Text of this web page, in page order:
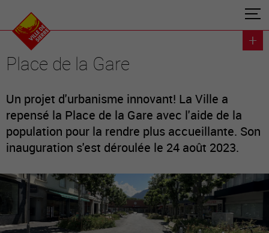
Place de la Gare
Un projet d'urbanisme innovant! La Ville a
repensé la Place de la Gare avec l'aide de la
population pour la rendre plus accueillante. Son
inauguration s'est déroulée le 24 août 2023.